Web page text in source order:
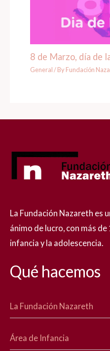
8 de Marzo, día de
General/ By Fundación
La Fundación Nazareth es
ánimo de lucro, con más
infancia y la adolescencia.
Qué hacemos
La Fundación Nazareth
Área de Infancia